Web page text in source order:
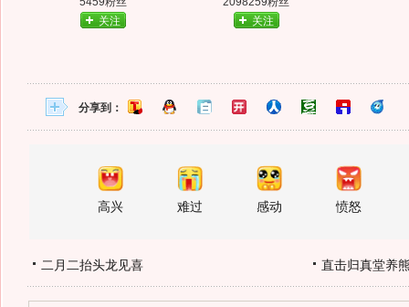
关注
关注
分享到：
高兴 难过 感动 愤怒
二月二抬头龙见喜 直击归真堂养